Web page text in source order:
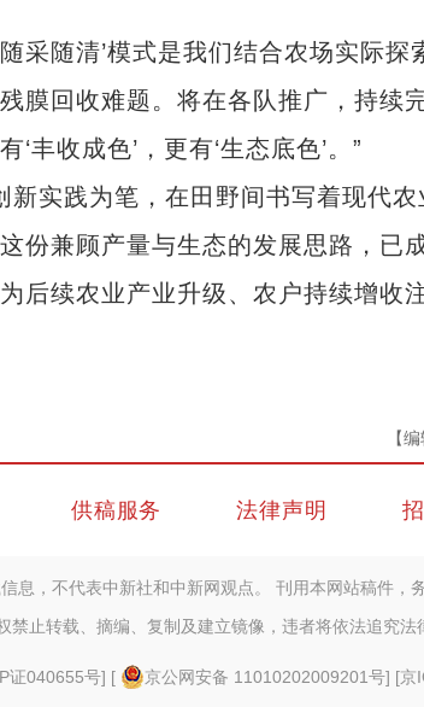
随清’模式是我们结合农场实际探
膜回收难题。将在各队推广，持续
丰收成色’，更有‘生态底色’。”
实践为笔，在田野间书写着现代农
份兼顾产量与生态的发展思路，已
后续农业产业升级、农户持续增收
【
供稿服务 法律声明
息，不代表中新社和中新网观点。 刊用本网站稿件，
禁止转载、摘编、复制及建立镜像，违者将依法追究法
证040655号] [ 京公网安备 11010202009201号] [京